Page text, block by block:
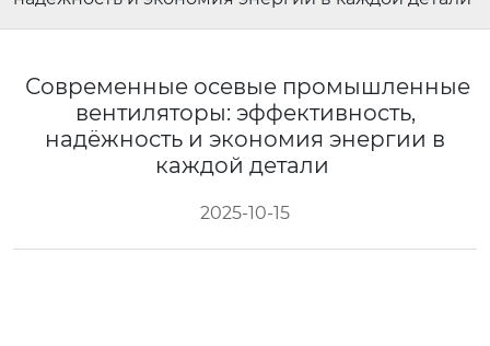
Современные осевые промышленные
вентиляторы: эффективность,
надёжность и экономия энергии в
каждой детали
2025-10-15